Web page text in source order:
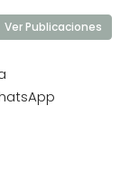
Ver Publicaciones